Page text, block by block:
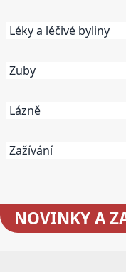
Léky a léčivé byliny
Zuby
Lázně
Zažívání
NOVINKYA